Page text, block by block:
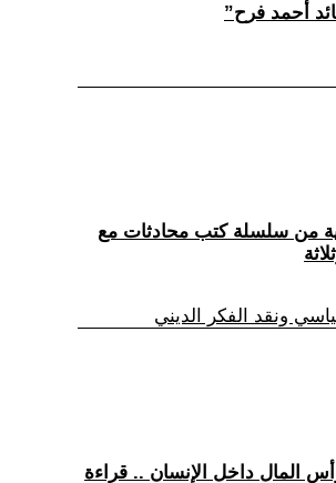
من سلسلة كتب محادثات مع
ونقد الفكر الديني
المال داخل الإنسان .. قراءة